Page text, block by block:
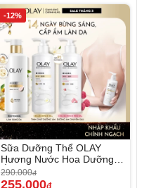
-12%
Sữa Dưỡng Thể OLAY
Hương Nước Hoa Dưỡng
Ẩm Chuyên Sâu
290.000đ
255.000đ